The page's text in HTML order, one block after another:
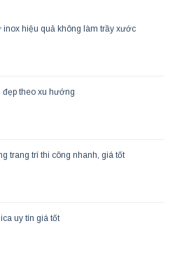
inox hiệu quả không làm trầy xước
theo xu hướng
trang trí thi công nhanh, giá tốt
uy tín giá tốt